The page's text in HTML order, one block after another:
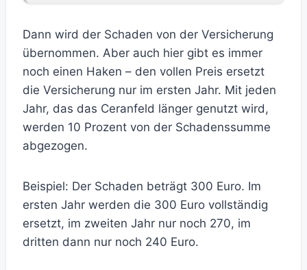
Dann wird der Schaden von der Versicherung
übernommen. Aber auch hier gibt es immer
noch einen Haken – den vollen Preis ersetzt
die Versicherung nur im ersten Jahr. Mit jeden
Jahr, das das Ceranfeld länger genutzt wird,
werden 10 Prozent von der Schadenssumme
abgezogen.
Beispiel: Der Schaden beträgt 300 Euro. Im
ersten Jahr werden die 300 Euro vollständig
ersetzt, im zweiten Jahr nur noch 270, im
dritten dann nur noch 240 Euro.